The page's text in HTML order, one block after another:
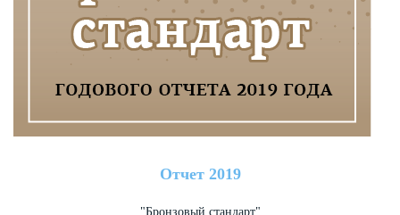
Отчет 2019
"Бронзовый стандарт"